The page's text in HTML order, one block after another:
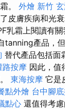
。 外燴 新竹
皮膚疾病和光衰
乳霜上閱讀有
tanning產品，
替代產品包括面
路按摩 因此，值
東海按摩 它是
點外燴 台中腳
點心 還值得考